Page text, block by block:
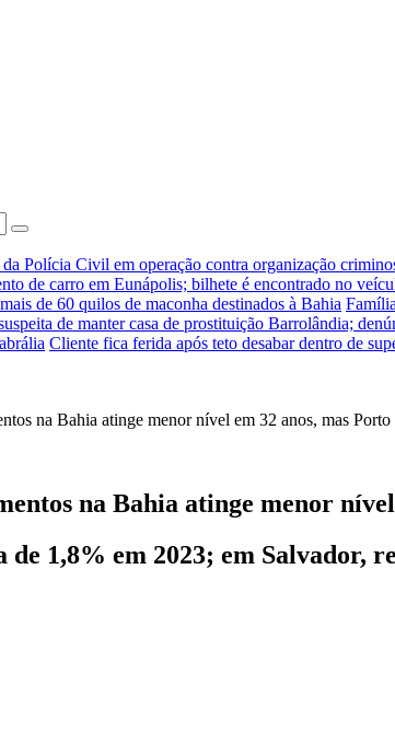
Polícia Civil em operação contra organização
de carro em Eunápolis; bilhete é encontrado no
de 60 quilos de maconha destinados à Bahia
de manter casa de prostituição Barrolândia;
Cliente fica ferida após teto desabar dentro de
na Bahia atinge menor
de 1,8% em 2023; em Salvador,